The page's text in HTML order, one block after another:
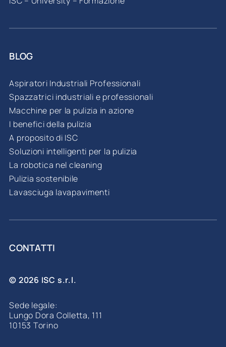
BLOG
Aspiratori Industriali Professionali
Spazzatrici industriali e professionali
Macchine per la pulizia in azione
I benefici della pulizia
A proposito di ISC
Soluzioni intelligenti per la pulizia
La robotica nel cleaning
Pulizia sostenibile
Lavasciuga lavapavimenti
CONTATTI
© 2026 ISC s.r.l.
Sede legale:
Lungo Dora Colletta, 111
10153 Torino